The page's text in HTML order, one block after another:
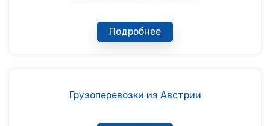
Подробнее
Грузоперевозки из Австрии